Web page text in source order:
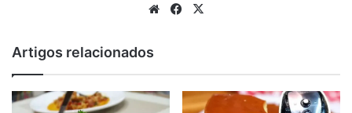
1 folha de louro
2 ramos de cheiro-verde
1 colher (sopa) de mostarda
WebsiteFacebook
Artigos relacionados